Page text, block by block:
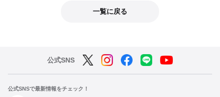
一覧に戻る
公式SNS
公式SNSで最新情報をチェック！